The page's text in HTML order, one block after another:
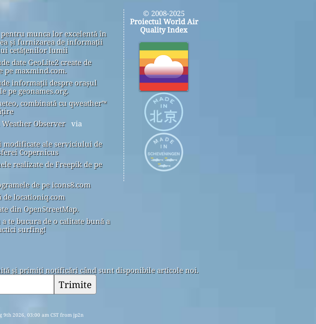
munca lor excelentă în
și furnizarea de informații
cetățenilor lumii
date GeoLite2 create de
pe maxmind.com.
informații despre orașul
pe geonames.org.
combinată cu qweather™
Observer
via
ale serviciului de
Copernicus
realizate de Freepik de pe
de pe icons8.com
de locationiq.com
din OpenStreetMap.
te bucura de o calitate bună a
surfing!
© 2008-2025
Proiectul World Air
Quality Index
și primiți notificări când sunt disponibile articole noi.
Trimite
9th 2026, 03:00 am CST from jp2n